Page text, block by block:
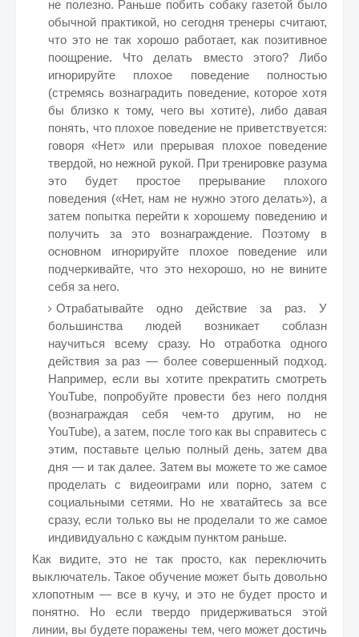
не полезно. Раньше побить собаку газетой было
обычной практикой, но сегодня тренеры считают,
что это не так хорошо работает, как позитивное
поощрение. Что делать вместо этого? Либо
игнорируйте плохое поведение полностью
(стремясь вознаградить поведение, которое хотя
бы близко к тому, чего вы хотите), либо давая
понять, что плохое поведение не приветствуется:
говоря «Нет» или прерывая плохое поведение
твердой, но нежной рукой. При тренировке разума
это будет простое прерывание плохого
поведения («Нет, нам не нужно этого делать»), а
затем попытка перейти к хорошему поведению и
получить за это вознаграждение. Поэтому в
основном игнорируйте плохое поведение или
подчеркивайте, что это нехорошо, но не вините
себя за него.
Отрабатывайте одно действие за раз. У
большинства людей возникает соблазн
научиться всему сразу. Но отработка одного
действия за раз — более совершенный подход.
Например, если вы хотите прекратить смотреть
YouTube, попробуйте провести без него полдня
(вознаграждая себя чем-то другим, но не
YouTube), а затем, после того как вы справитесь с
этим, поставьте целью полный день, затем два
дня — и так далее. Затем вы можете то же самое
проделать с видеоиграми или порно, затем с
социальными сетями. Но не хватайтесь за все
сразу, если только вы не проделали то же самое
индивидуально с каждым пунктом раньше.
Как видите, это не так просто, как переключить
выключатель. Такое обучение может быть довольно
хлопотным — все в кучу, и это не будет просто и
понятно. Но если твердо придерживаться этой
линии, вы будете поражены тем, чего может достичь